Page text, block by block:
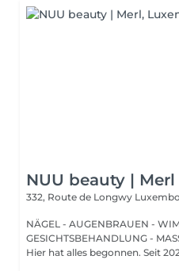
NUU beauty | Merl
332, Route de Longwy
NÄGEL - AUGENBRAUEN -
GESICHTSBEHANDLUNG -
Hier hat alles begonnen. Seit